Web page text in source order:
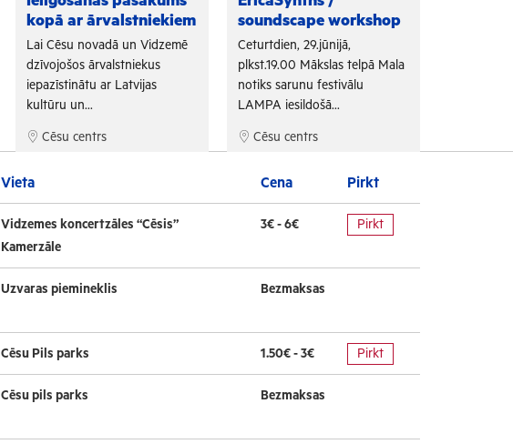
kopā ar ārvalstniekiem
Lai Cēsu novadā un Vidzemē
dzīvojošos ārvalstniekus
iepazīstinātu ar Latvijas
kultūru un...
Cēsu centrs
soundscape workshop
Ceturtdien, 29.jūnijā,
plkst.19.00 Mākslas telpā Mala
notiks sarunu festivālu
LAMPA iesildošā...
Cēsu centrs
Vieta Cena Pirkt
Vidzemes koncertzāles “Cēsis”
Kamerzāle
3€ - 6€ Pirkt
Uzvaras piemineklis Bezmaksas
Cēsu Pils parks 1.50€ - 3€ Pirkt
Cēsu pils parks Bezmaksas